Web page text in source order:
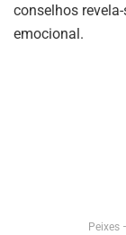
conselhos
emocional.
Peixes